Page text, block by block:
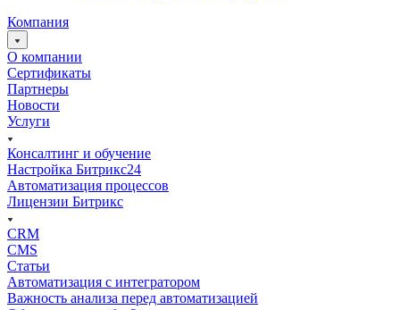
Компания
О компании
Сертификаты
Партнеры
Новости
Услуги
Консалтинг и обучение
Настройка Битрикс24
Автоматизация процессов
Лицензии Битрикс
CRM
CMS
Статьи
Автоматизация с интегратором
Важность анализа перед автоматизацией